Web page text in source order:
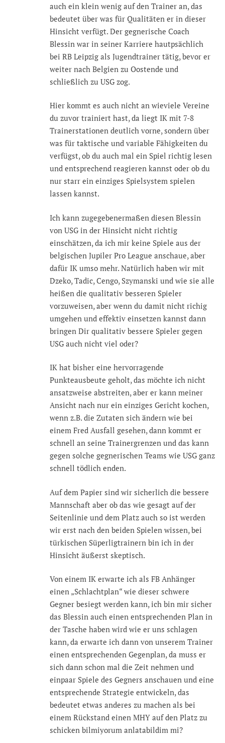
auch ein klein wenig auf den Trainer an, das
bedeutet über was für Qualitäten er in dieser
Hinsicht verfügt. Der gegnerische Coach
Blessin war in seiner Karriere hautpsächlich
bei RB Leipzig als Jugendtrainer tätig, bevor er
weiter nach Belgien zu Oostende und
schließlich zu USG zog.
Hier kommt es auch nicht an wieviele Vereine
du zuvor trainiert hast, da liegt IK mit 7-8
Trainerstationen deutlich vorne, sondern über
was für taktische und variable Fähigkeiten du
verfügst, ob du auch mal ein Spiel richtig lesen
und entsprechend reagieren kannst oder ob du
nur starr ein einziges Spielsystem spielen
lassen kannst.
Ich kann zugegebenermaßen diesen Blessin
von USG in der Hinsicht nicht richtig
einschätzen, da ich mir keine Spiele aus der
belgischen Jupiler Pro League anschaue, aber
dafür IK umso mehr. Natürlich haben wir mit
Dzeko, Tadic, Cengo, Szymanski und wie sie alle
heißen die qualitativ besseren Spieler
vorzuweisen, aber wenn du damit nicht richig
umgehen und effektiv einsetzen kannst dann
bringen Dir qualitativ bessere Spieler gegen
USG auch nicht viel oder?
IK hat bisher eine hervorragende
Punkteausbeute geholt, das möchte ich nicht
ansatzweise abstreiten, aber er kann meiner
Ansicht nach nur ein einziges Gericht kochen,
wenn z.B. die Zutaten sich ändern wie bei
einem Fred Ausfall gesehen, dann kommt er
schnell an seine Trainergrenzen und das kann
gegen solche gegnerischen Teams wie USG ganz
schnell tödlich enden.
Auf dem Papier sind wir sicherlich die bessere
Mannschaft aber ob das wie gesagt auf der
Seitenlinie und dem Platz auch so ist werden
wir erst nach den beiden Spielen wissen, bei
türkischen Süperligtrainern bin ich in der
Hinsicht äußerst skeptisch.
Von einem IK erwarte ich als FB Anhänger
einen „Schlachtplan“ wie dieser schwere
Gegner besiegt werden kann, ich bin mir sicher
das Blessin auch einen entsprechenden Plan in
der Tasche haben wird wie er uns schlagen
kann, da erwarte ich dann von unserem Trainer
einen entsprechenden Gegenplan, da muss er
sich dann schon mal die Zeit nehmen und
einpaar Spiele des Gegners anschauen und eine
entsprechende Strategie entwickeln, das
bedeutet etwas anderes zu machen als bei
einem Rückstand einen MHY auf den Platz zu
schicken bilmiyorum anlatabildim mi?